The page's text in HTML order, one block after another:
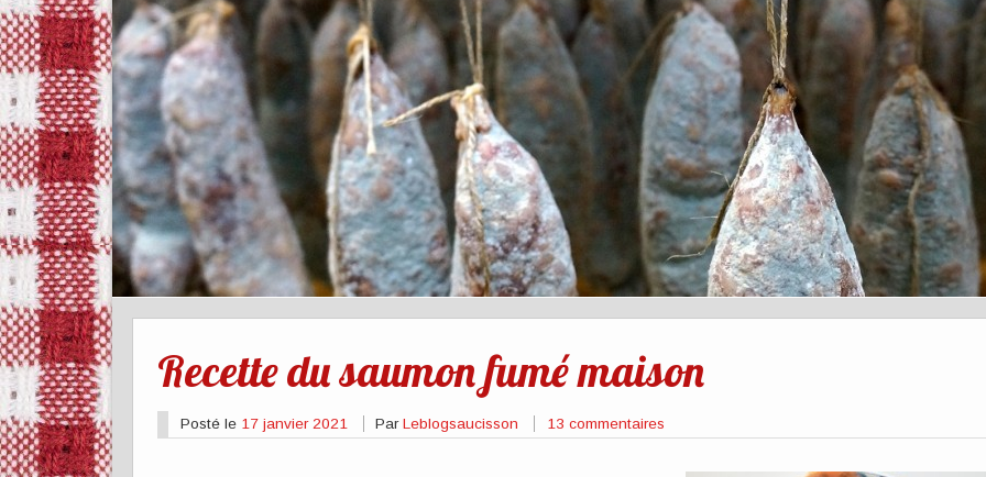
Recette du saumon fumé maison
Posté le 17 janvier 2021 ParLeblogsaucisson 13 commentaires